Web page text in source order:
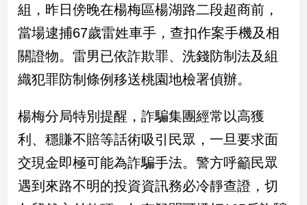
毒
專
區
台
灣
觀
點
南
組，昨日傍晚在楊梅區楊湖路二段超商前，
當場逮捕67歲雷姓車手，查扣作案手機及相
關證物。雷男已依詐欺罪、洗錢防制法及組
織犯罪防制條例移送桃園地檢署偵辦。
楊梅分局特別提醒，詐騙集團經常以高獲
利、穩賺不賠等話術吸引民眾，一旦要求面
交現金即極可能為詐騙手法。警方呼籲民眾
遇到來路不明的投資資訊務必冷靜查證，切